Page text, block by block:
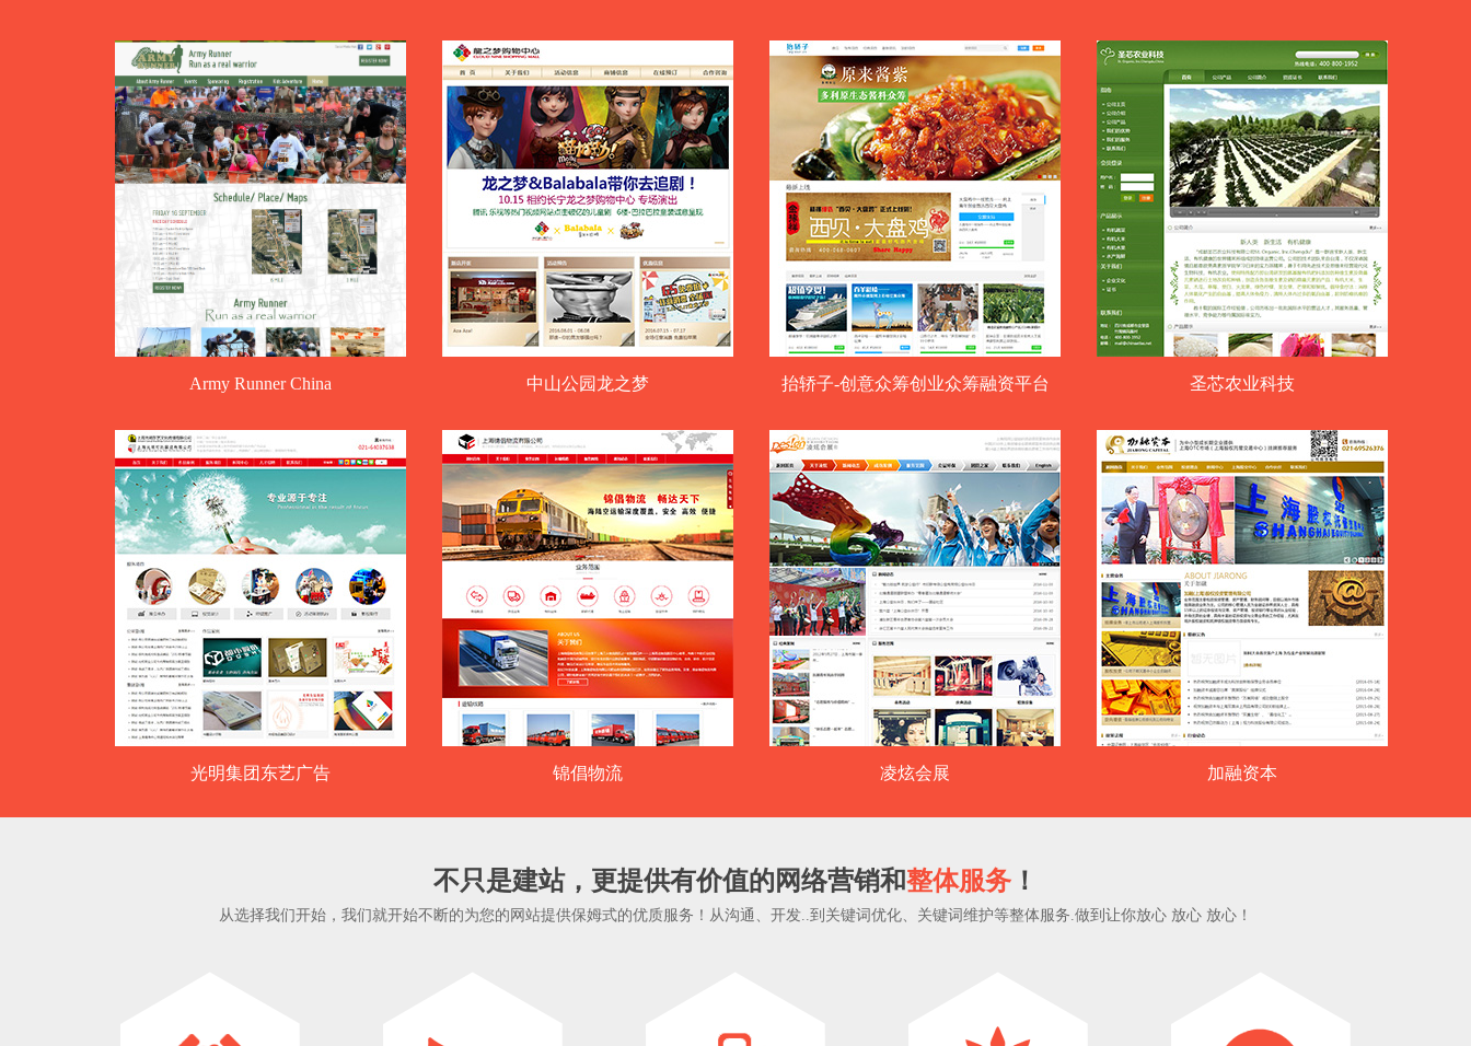
Army Runner China 中山公园龙之梦 抬轿子-创意众筹创业众筹融资平台 圣芯农业科技
光明集团东艺广告 锦倡物流 凌炫会展 加融资本
不只是建站，更提供有价值的网络营销和整体服务 ！
从选择我们开始，我们就开始不断的为您的网站提供保姆式的优质服务！从沟通、开发..到关键词优化、关键词维护等整体服务.做到让你放心 放心 放心！